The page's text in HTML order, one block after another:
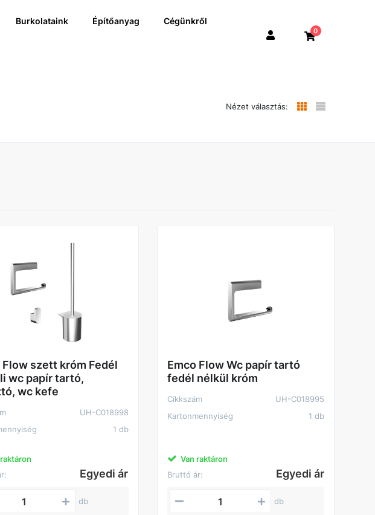
Burkolataink Építőanyag Cégünkről
0
Nézet választás:
Flow szett króm Fedél
wc papír tartó,
wc kefe
UH-C018998
1 db
Egyedi ár
db
Emco Flow Wc papír tartó
fedél nélkül króm
Cikkszám
UH-C018995
Kartonmennyiség
1 db
Van raktáron
Bruttó ár:
Egyedi ár
db